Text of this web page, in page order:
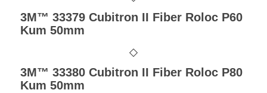
3M™ 33379 Cubitron II Fiber Roloc P60
Kum 50mm
3M™ 33380 Cubitron II Fiber Roloc P80
Kum 50mm